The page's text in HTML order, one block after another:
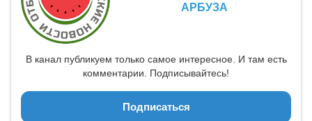
АРБУЗА
В канал публикуем только самое интересное. И там есть
комментарии. Подписывайтесь!
Подписаться